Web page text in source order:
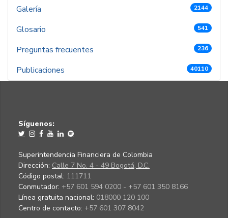
Galería 2144
Glosario 541
Preguntas frecuentes 236
Publicaciones 40110
Síguenos:
Superintendencia Financiera de Colombia
Dirección: Calle 7 No. 4 - 49 Bogotá, D.C.
Código postal: 111711
Conmutador: +57 601 594 0200 - +57 601 350 8166
Línea gratuita nacional: 018000 120 100
Centro de contacto: +57 601 307 8042